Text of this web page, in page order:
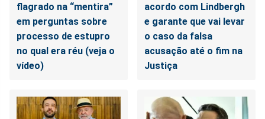
flagrado na “mentira”
em perguntas sobre
processo de estupro
no qual era réu (veja o
vídeo)
acordo com Lindbergh
e garante que vai levar
o caso da falsa
acusação até o fim na
Justiça